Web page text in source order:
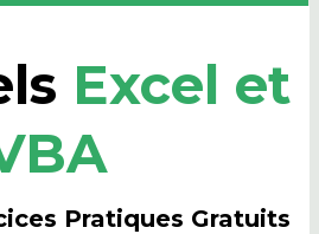
Excel et
Pratiques Gratuits